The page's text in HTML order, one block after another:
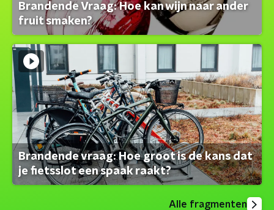
Brandende Vraag: Hoe kan wijn naar ander
fruit smaken?
Brandende vraag: Hoe groot is de kans dat
je fietsslot een spaak raakt?
Alle fragmenten